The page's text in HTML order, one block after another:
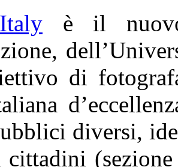
è il
di
diversi,
cittadini